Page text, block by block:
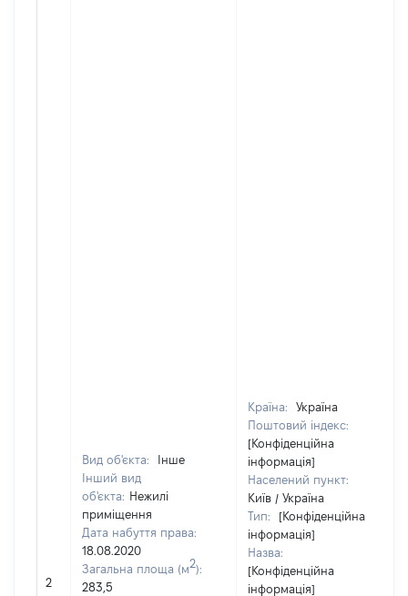
2
Вид об'єкта:
Інше
Інший вид
об'єкта: Нежилі
приміщення
Дата набуття права:
18.08.2020
Загальна площа (м2):
283,5
Країна:
Україна
Поштовий індекс:
[Конфіденційна
інформація]
Населений пункт:
Київ / Україна
Тип:
[Конфіденційна
інформація]
Назва:
[Конфіденційна
інформація]